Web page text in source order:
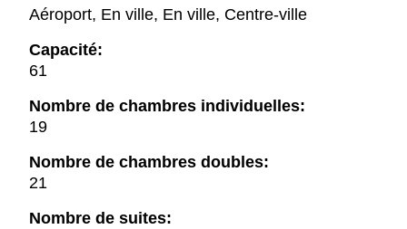
Aéroport, En ville, En ville, Centre-ville
Capacité:
61
Nombre de chambres individuelles:
19
Nombre de chambres doubles:
21
Nombre de suites: